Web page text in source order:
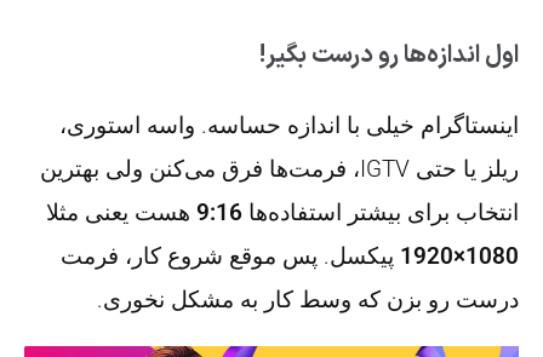
اول اندازه‌ها رو درست بگیر!
اینستاگرام خیلی با اندازه حساسه. واسه استوری،
ریلز یا حتی IGTV، فرمت‌ها فرق می‌کنن ولی بهترین
انتخاب برای بیشتر استفاده‌ها 9:16 هست یعنی مثلا
1080×1920
پیکسل. پس موقع شروع کار، فرمت
درست رو بزن که وسط کار به مشکل نخوری.